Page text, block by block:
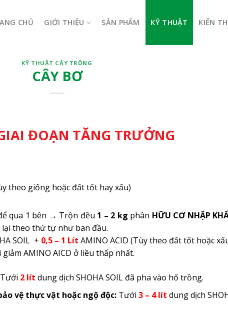
CHỦ GIỚI THIỆU SẢN PHẨM KỸ THUẬT KIẾN
KỸ THUẬT CÂY TRỒNG
CÂY BƠ
ĐOẠN TĂNG TRƯỞNG
theo giống hoặc đất tốt hay xấu)
qua 1 bên → Trộn đều 1 – 2 kg phân HỮU CƠ NHẬP
theo thứ tự như ban đầu.
SOIL + 0,5 – 1 Lít AMINO ACID (Tùy theo đất tốt hoặc
AMINO AICD ở liều thấp nhất.
Tưới 2 lít dung dịch SHOHA SOIL đã pha vào hố trồng.
vệ thực vật hoặc ngộ độc:Tưới 3 – 4 lít dung dịch